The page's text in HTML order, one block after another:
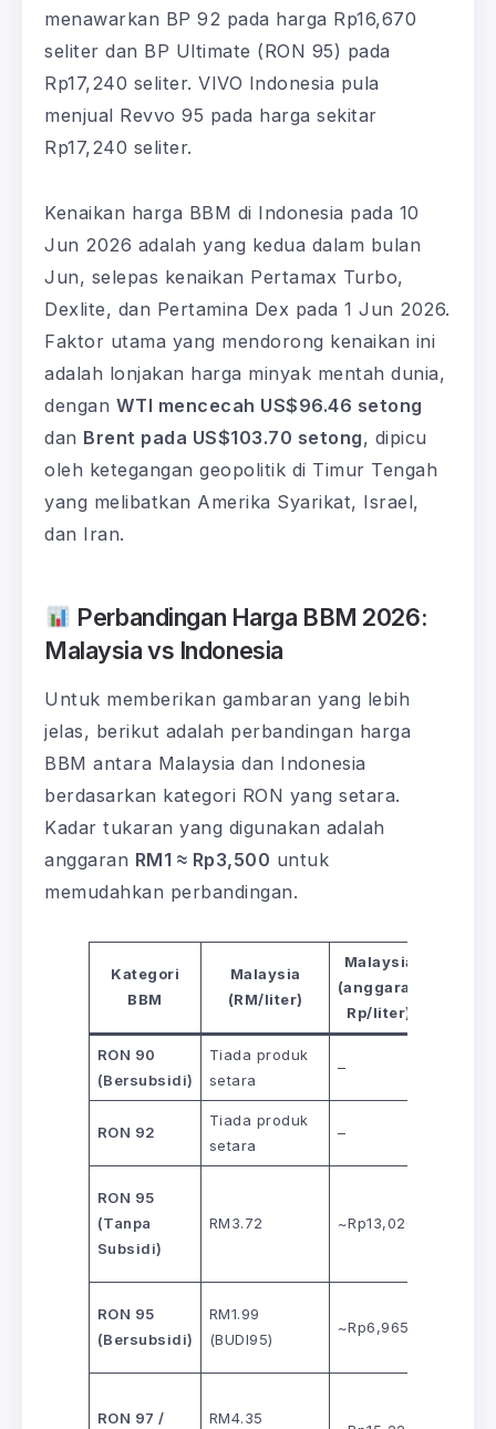
menawarkan BP 92 pada harga Rp16,670
seliter dan BP Ultimate (RON 95) pada
Rp17,240 seliter. VIVO Indonesia pula
menjual Revvo 95 pada harga sekitar
Rp17,240 seliter.
Kenaikan harga BBM di Indonesia pada 10
Jun 2026 adalah yang kedua dalam bulan
Jun, selepas kenaikan Pertamax Turbo,
Dexlite, dan Pertamina Dex pada 1 Jun 2026.
Faktor utama yang mendorong kenaikan ini
adalah lonjakan harga minyak mentah dunia,
dengan WTI mencecah US$96.46 setong
dan Brent pada US$103.70 setong, dipicu
oleh ketegangan geopolitik di Timur Tengah
yang melibatkan Amerika Syarikat, Israel,
dan Iran.
Perbandingan Harga BBM 2026:
Malaysia vs Indonesia
Untuk memberikan gambaran yang lebih
jelas, berikut adalah perbandingan harga
BBM antara Malaysia dan Indonesia
berdasarkan kategori RON yang setara.
Kadar tukaran yang digunakan adalah
anggaran RM1 ≈ Rp3,500 untuk
memudahkan perbandingan.
Kategori
BBM
Malaysia
(RM/liter)
Malaysia
(anggaran
Rp/liter)
RON 90
(Bersubsidi)
Tiada produk
setara
–
RON 92
Tiada produk
setara
–
RON 95
(Tanpa
Subsidi)
RM3.72 ~Rp13,020
RON 95
(Bersubsidi)
RM1.99
(BUDI95)
~Rp6,965
RON 97 /
RM4.35